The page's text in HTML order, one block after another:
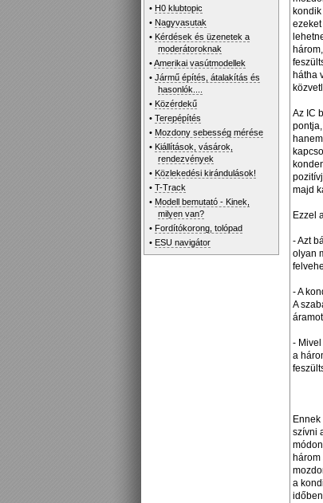
• H0 klubtopic
• Nagyvasutak
• Kérdések és üzenetek a
moderátoroknak
•Amerikai vasútmodellek
•Jármű építés, átalakítás és
hasonlók....
• Közérdekű
•Terepépítés
• Mozdony sebesség mérése
• Kiállítások, vásárok,
rendezvények
• Közlekedési kirándulások!
•T-Track
• Modell bemutató - Kinek,
milyen van?
• Fordítókorong, tolópad
• ESU navigátor
hátha
Az IC
majd
Ezzel
- Azt
olyan
- A
A
-
a
szívni
a